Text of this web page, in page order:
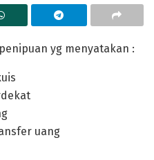
yg menyatakan :
uang